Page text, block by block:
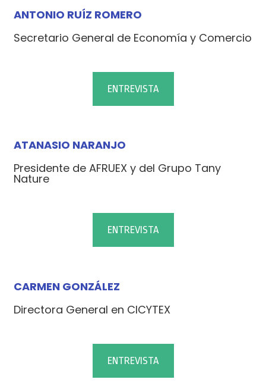
ANTONIO RUÍZ ROMERO
Secretario General de Economía y Comercio
ENTREVISTA
ATANASIO NARANJO
Presidente de AFRUEX y del Grupo Tany
Nature
ENTREVISTA
CARMEN GONZÁLEZ
Directora General en CICYTEX
ENTREVISTA